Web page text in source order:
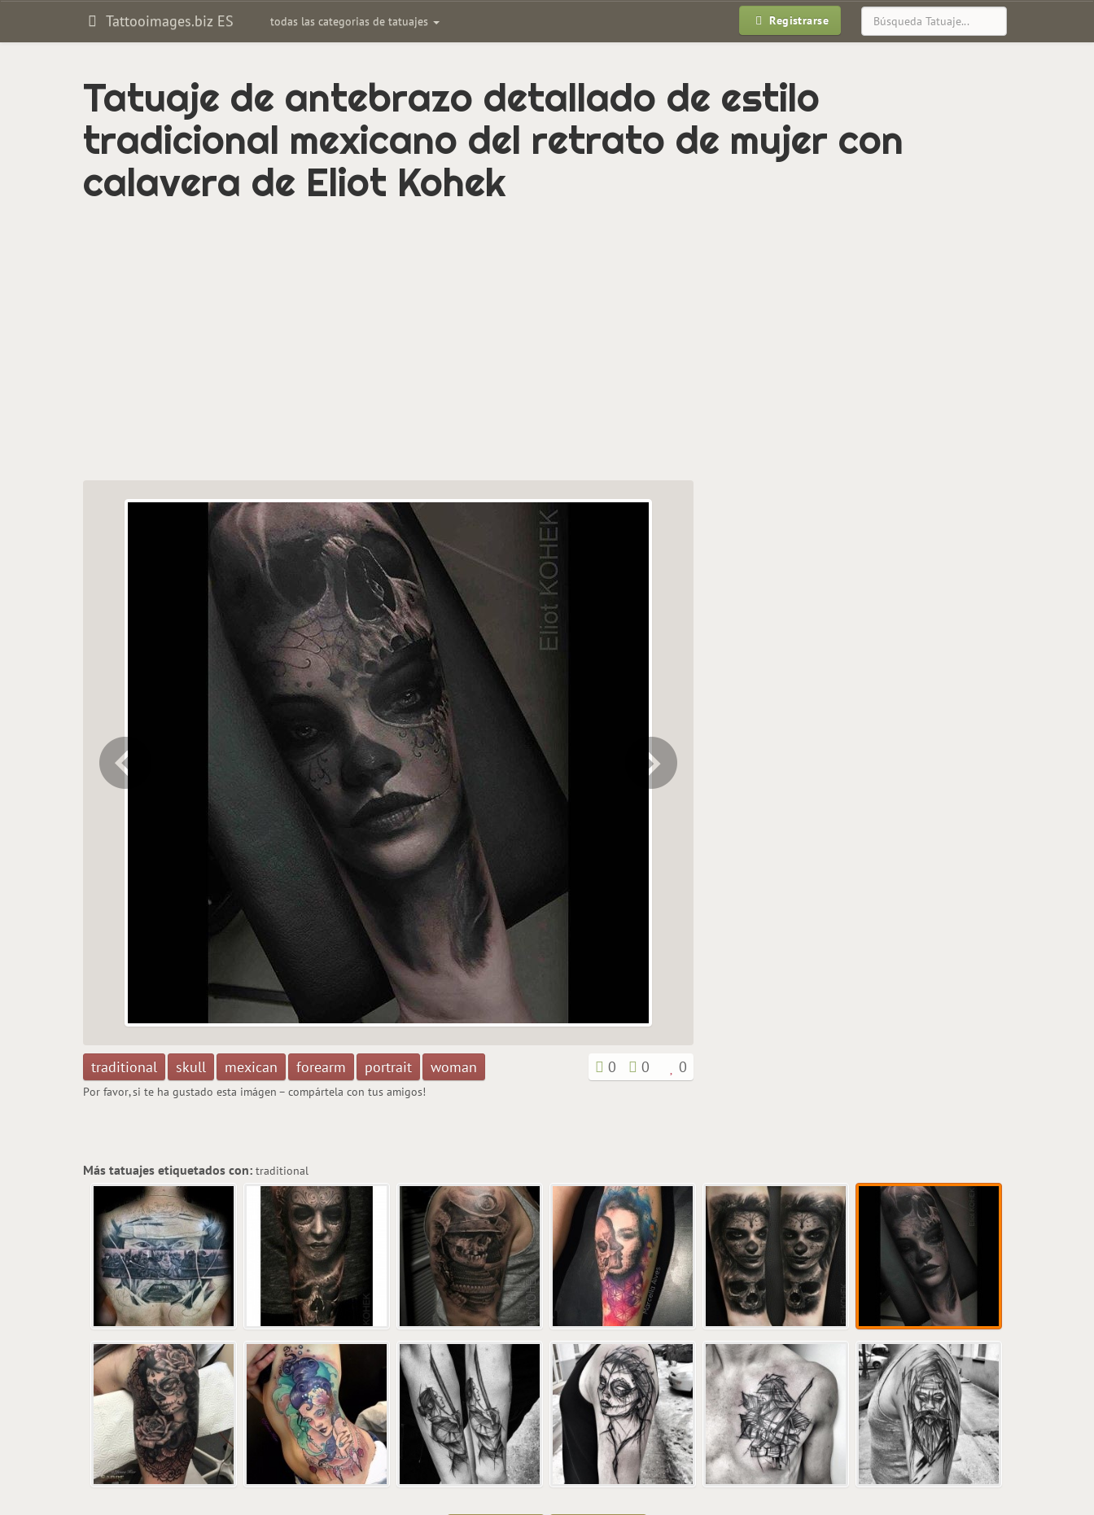
Tattooimages.biz ES todas las categorias de tatuajes Registrarse
Tatuaje de antebrazo detallado de estilo
tradicional mexicano del retrato de mujer con
calavera de Eliot Kohek
traditional skull mexican forearm portrait woman 0 0 0
Por favor, si te ha gustado esta imágen – compártela con tus amigos!
Más tatuajes etiquetados con: traditional